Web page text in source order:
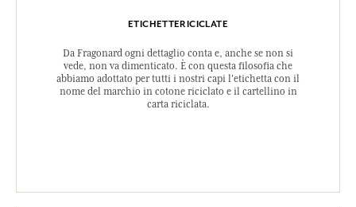
ETICHETTERICICLATE
Da Fragonard ogni dettaglio conta e, anche se non si
vede, non va dimenticato. È con questa filosofia che
abbiamo adottato per tutti i nostri capi l'etichetta con il
nome del marchio in cotone riciclato e il cartellino in
carta riciclata.